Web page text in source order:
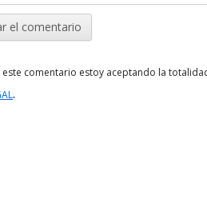
este comentario estoy aceptando la
.